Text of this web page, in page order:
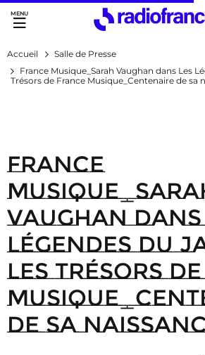
Accès direct :
Menu principal
Contenu
Accueil
Salle de Presse
France Musique_Sarah Vaughan dans Les
Trésors de France Musique_Centenaire de sa
France
Vaughan dans
Légendes du
Les Trésors
de sa